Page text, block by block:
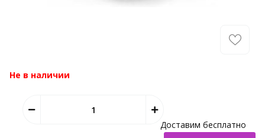
Не в наличии
Доставим бесплатно